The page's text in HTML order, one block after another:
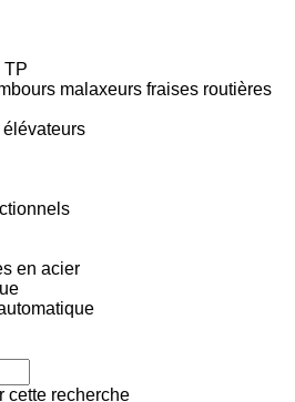
TP
malaxeurs fraises routières
en acier
cette recherche